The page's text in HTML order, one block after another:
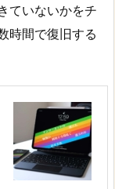
ていないかをチ
時間で復旧する